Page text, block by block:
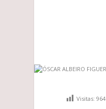
Visitas: 964